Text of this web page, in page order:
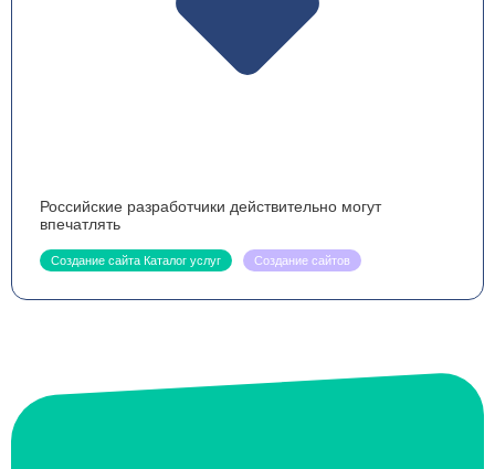
Российские разработчики действительно могут
впечатлять
Создание сайта Каталог услуг Создание сайтов